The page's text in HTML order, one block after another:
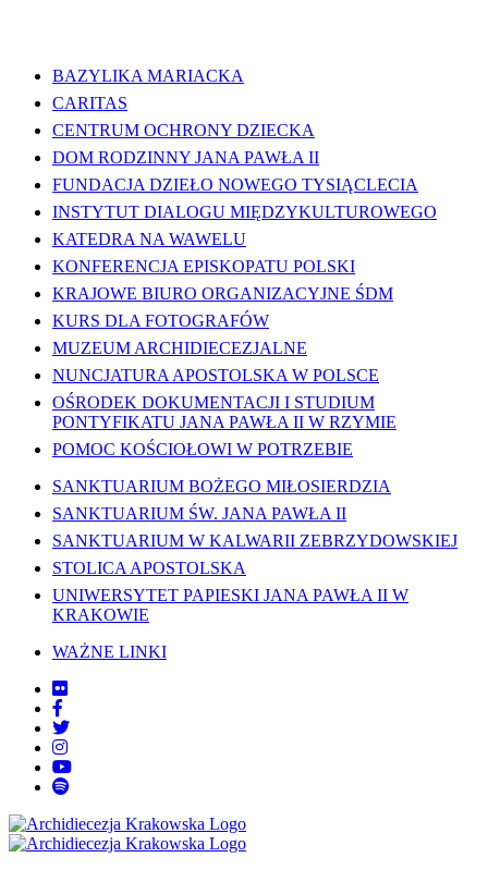
BAZYLIKA MARIACKA
CARITAS
CENTRUM OCHRONY DZIECKA
DOM RODZINNY JANA PAWŁA II
FUNDACJA DZIEŁO NOWEGO TYSIĄCLECIA
INSTYTUT DIALOGU MIĘDZYKULTUROWEGO
KATEDRA NA WAWELU
KONFERENCJA EPISKOPATU POLSKI
KRAJOWE BIURO ORGANIZACYJNE ŚDM
KURS DLA FOTOGRAFÓW
MUZEUM ARCHIDIECEZJALNE
NUNCJATURA APOSTOLSKA W POLSCE
OŚRODEK DOKUMENTACJI I STUDIUM
PONTYFIKATU JANA PAWŁA II W RZYMIE
POMOC KOŚCIOŁOWI W POTRZEBIE
SANKTUARIUM BOŻEGO MIŁOSIERDZIA
SANKTUARIUM ŚW. JANA PAWŁA II
SANKTUARIUM W KALWARII ZEBRZYDOWSKIEJ
STOLICA APOSTOLSKA
UNIWERSYTET PAPIESKI JANA PAWŁA II W
KRAKOWIE
WAŻNE LINKI